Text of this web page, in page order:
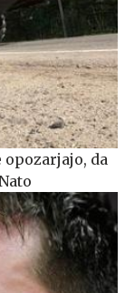
opozarjajo, da